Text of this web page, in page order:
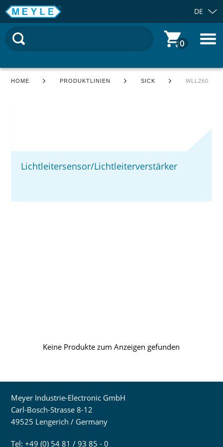
DE
0
HOME PRODUKTLINIEN SICK WLL260
Lichtleitersensor/Lichtleiterverstärker
Keine Produkte zum Anzeigen gefunden
Meyer Industrie-Electronic GmbH
Carl-Bosch-Strasse 8-12
49525 Lengerich / Germany
Tel: +49 (0) 54 81 / 93 85 - 0